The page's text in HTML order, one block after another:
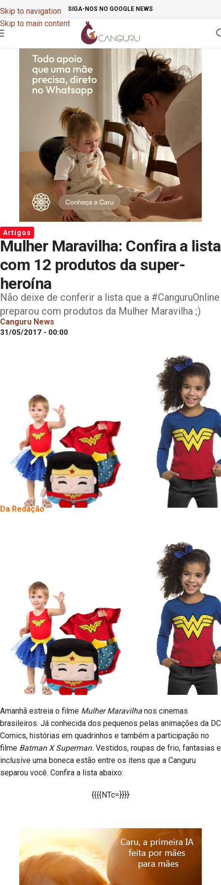
Skip to navigation
Skip to main content
SIGA-NOS NO GOOGLE NEWS
Artigos
Mulher Maravilha: Confira a lista
com 12 produtos da super-
heroína
Não deixe de conferir a lista que a #CanguruOnline
preparou com produtos da Mulher Maravilha ;)
Canguru News
31/05/2017 - 00:00
Da Redação
Amanhã estreia o filme Mulher Maravilha nos cinemas
brasileiros. Já conhecida dos pequenos pelas animações da DC
Comics, histórias em quadrinhos e também a participação no
filme Batman X Superman. Vestidos, roupas de frio, fantasias e
inclusive uma boneca estão entre os itens que a Canguru
separou você. Confira a lista abaixo:
{{{{NTc=}}}}